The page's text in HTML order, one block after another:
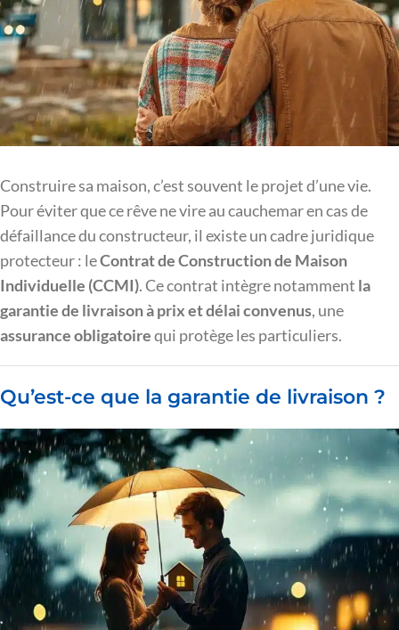
Construire sa maison, c’est souvent le projet d’une vie.
Pour éviter que ce rêve ne vire au cauchemar en cas de
défaillance du constructeur, il existe un cadre juridique
protecteur : leContrat de Construction de Maison
Individuelle (CCMI). Ce contrat intègre notamment la
garantie de livraison à prix et délai convenus, une
assurance obligatoirequi protège les particuliers.
Qu’est-ce que la garantie de livraison ?